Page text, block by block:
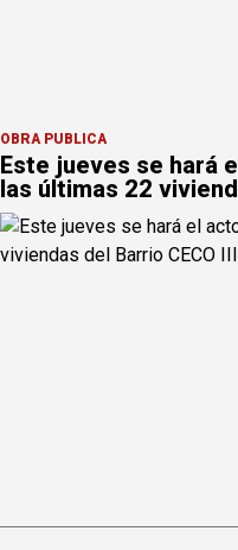
OBRA PÚBLICA
Este jueves se hará
las últimas 22